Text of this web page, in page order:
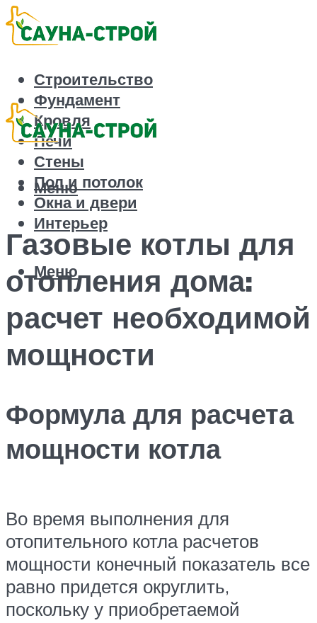
Строительство
Фундамент
Кровля
Печи
Стены
Пол и потолок
Окна и двери
Интерьер
Меню
Меню
Газовые котлы для
отопления дома:
расчет необходимой
мощности
Формула для расчета
мощности котла
Во время выполнения для
отопительного котла расчетов
мощности конечный показатель все
равно придется округлить,
поскольку у приобретаемой